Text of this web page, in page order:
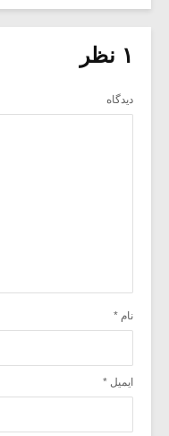
۱ نظر
دیدگاه
نام *
ایمیل *